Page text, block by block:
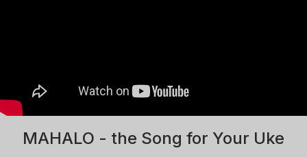
MAHALO - the Song for Your Uke